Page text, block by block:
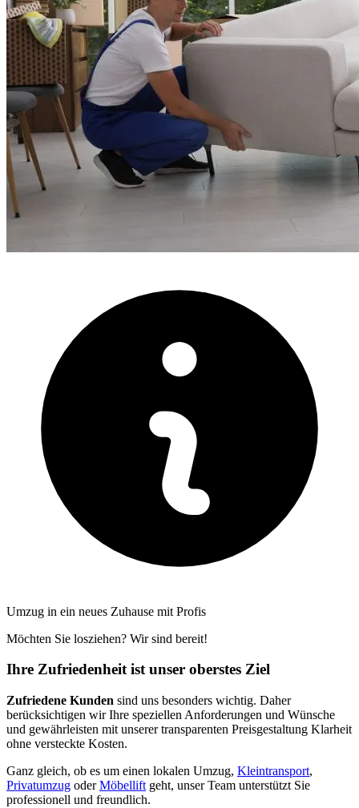
Umzug in ein neues Zuhause mit Profis
Möchten Sie losziehen? Wir sind bereit!
Ihre Zufriedenheit ist unser oberstes Ziel
Zufriedene Kunden sind uns besonders wichtig. Daher
berücksichtigen wir Ihre speziellen Anforderungen und Wünsche
und gewährleisten mit unserer transparenten Preisgestaltung Klarheit
ohne versteckte Kosten.
Ganz gleich, ob es um einen lokalen Umzug, Kleintransport,
Privatumzug oderMöbellift geht, unser Team unterstützt Sie
professionell und freundlich.